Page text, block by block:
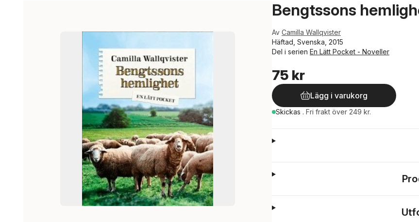
Bengtssons
Av Camilla Wallqvister
Häftad, Svenska, 2015
Del i serien En Lätt Pocket - Noveller
75 kr
Lägg i varukorg
Skickas . Fri frakt över 249 kr.